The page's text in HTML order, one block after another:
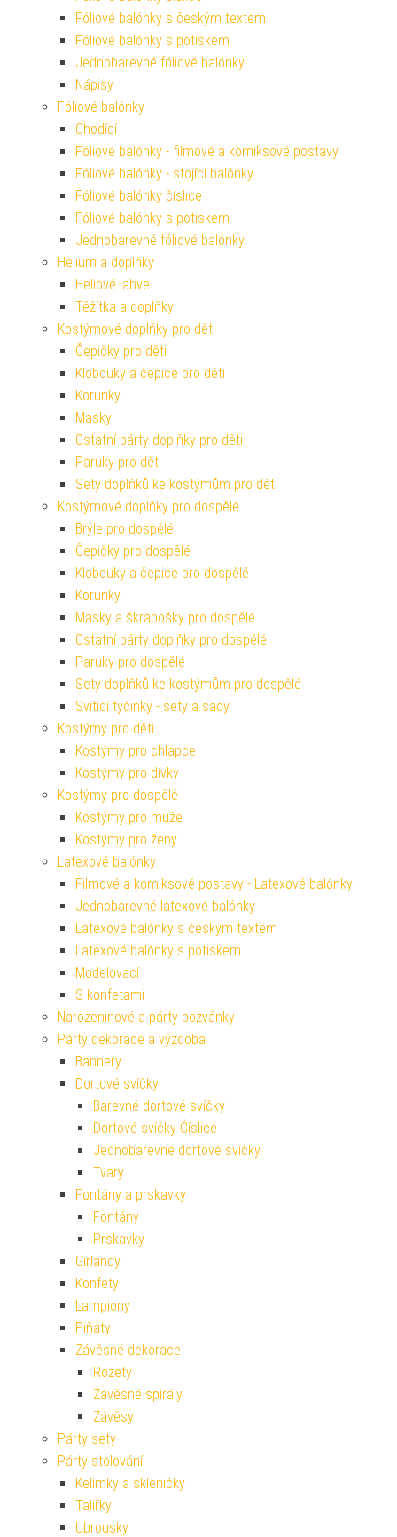
Fóliové balónky s českým textem
Fóliové balónky s potiskem
Jednobarevné fóliové balónky
Nápisy
Fóliové balónky
Chodící
Fóliové balónky - filmové a komiksové postavy
Fóliové balónky - stojící balónky
Fóliové balónky číslice
Fóliové balónky s potiskem
Jednobarevné fóliové balónky
Helium a doplňky
Heliové lahve
Těžítka a doplňky
Kostýmové doplňky pro děti
Čepičky pro děti
Klobouky a čepice pro děti
Korunky
Masky
Ostatní párty doplňky pro děti
Paruky pro děti
Sety doplňků ke kostýmům pro děti
Kostýmové doplňky pro dospělé
Brýle pro dospělé
Čepičky pro dospělé
Klobouky a čepice pro dospělé
Korunky
Masky a škrabošky pro dospělé
Ostatní párty doplňky pro dospělé
Paruky pro dospělé
Sety doplňků ke kostýmům pro dospělé
Svítící tyčinky - sety a sady
Kostýmy pro děti
Kostýmy pro chlapce
Kostýmy pro dívky
Kostýmy pro dospělé
Kostýmy pro muže
Kostýmy pro ženy
Latexové balónky
Filmové a komiksové postavy - Latexové balónky
Jednobarevné latexové balónky
Latexové balónky s českým textem
Latexové balónky s potiskem
Modelovací
S konfetami
Narozeninové a párty pozvánky
Párty dekorace a výzdoba
Bannery
Dortové svíčky
Barevné dortové svíčky
Dortové svíčky Číslice
Jednobarevné dortové svíčky
Tvary
Fontány a prskavky
Fontány
Prskavky
Girlandy
Konfety
Lampiony
Piňaty
Závěsné dekorace
Rozety
Závěsné spirály
Závěsy
Párty sety
Párty stolování
Kelímky a skleničky
Talířky
Ubrousky